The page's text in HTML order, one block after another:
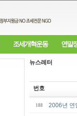
조세개혁운동 연말
뉴스레터
번호
188 2006년 연